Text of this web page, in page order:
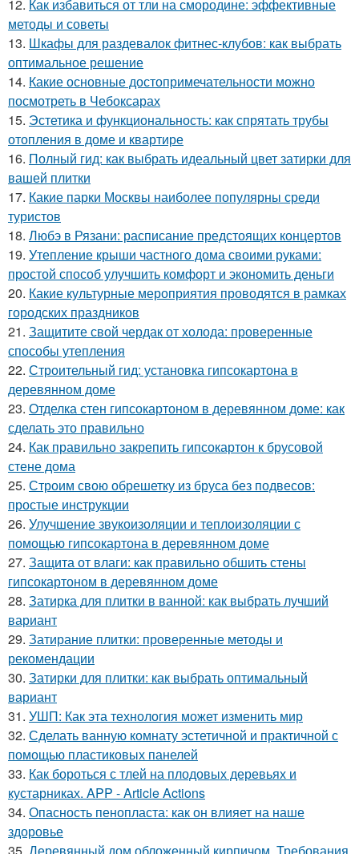
12. Как избавиться от тли на смородине: эффективные
методы и советы
13. Шкафы для раздевалок фитнес-клубов: как выбрать
оптимальное решение
14. Какие основные достопримечательности можно
посмотреть в Чебоксарах
15. Эстетика и функциональность: как спрятать трубы
отопления в доме и квартире
16. Полный гид: как выбрать идеальный цвет затирки для
вашей плитки
17. Какие парки Москвы наиболее популярны среди
туристов
18. Любэ в Рязани: расписание предстоящих концертов
19. Утепление крыши частного дома своими руками:
простой способ улучшить комфорт и экономить деньги
20. Какие культурные мероприятия проводятся в рамках
городских праздников
21. Защитите свой чердак от холода: проверенные
способы утепления
22. Строительный гид: установка гипсокартона в
деревянном доме
23. Отделка стен гипсокартоном в деревянном доме: как
сделать это правильно
24. Как правильно закрепить гипсокартон к брусовой
стене дома
25. Строим свою обрешетку из бруса без подвесов:
простые инструкции
26. Улучшение звукоизоляции и теплоизоляции с
помощью гипсокартона в деревянном доме
27. Защита от влаги: как правильно обшить стены
гипсокартоном в деревянном доме
28. Затирка для плитки в ванной: как выбрать лучший
вариант
29. Затирание плитки: проверенные методы и
рекомендации
30. Затирки для плитки: как выбрать оптимальный
вариант
31. УШП: Как эта технология может изменить мир
32. Сделать ванную комнату эстетичной и практичной с
помощью пластиковых панелей
33. Как бороться с тлей на плодовых деревьях и
кустарниках. APP - Article Actions
34. Опасность пенопласта: как он влияет на наше
здоровье